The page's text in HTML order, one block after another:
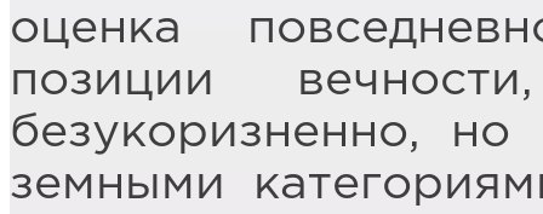
оценка
позиции
безукоризненно,
земными